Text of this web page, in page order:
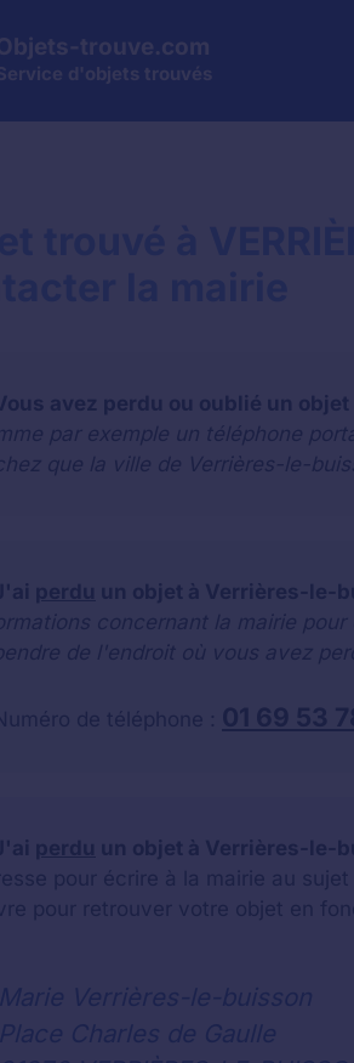
trouve.com
d'objets trouvés
avez perdu ou oublié un objet
par exemple un téléphone
que la ville de Verrières-le-